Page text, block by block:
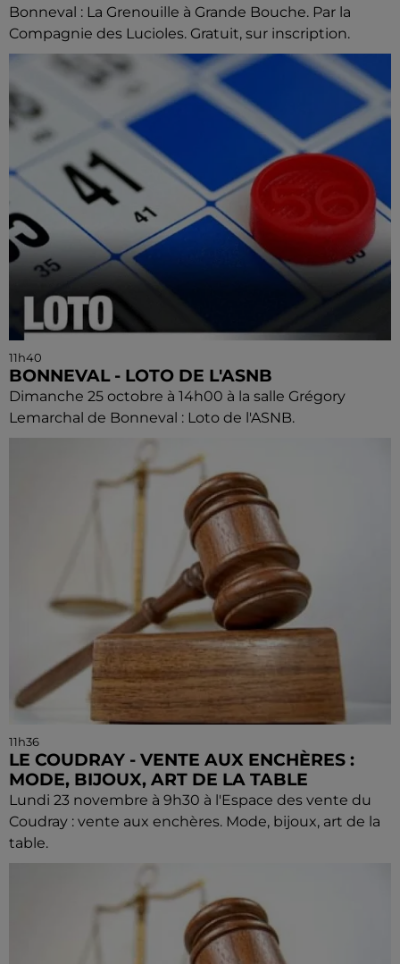
Bonneval : La Grenouille à Grande Bouche. Par la
Compagnie des Lucioles. Gratuit, sur inscription.
11h40
BONNEVAL - LOTO DE L'ASNB
Dimanche 25 octobre à 14h00 à la salle Grégory
Lemarchal de Bonneval : Loto de l'ASNB.
11h36
LE COUDRAY - VENTE AUX ENCHÈRES :
MODE, BIJOUX, ART DE LA TABLE
Lundi 23 novembre à 9h30 à l'Espace des vente du
Coudray : vente aux enchères. Mode, bijoux, art de la
table.